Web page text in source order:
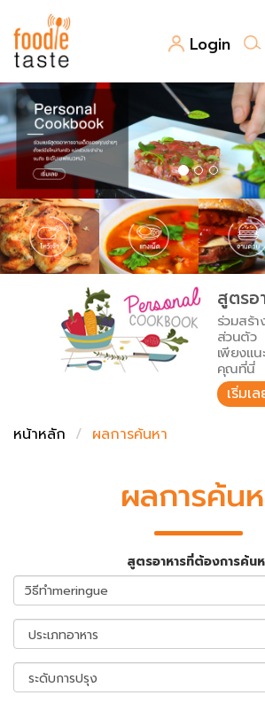
Login
สูตรอาหาร
สูตรอาหารล่าสุด
Top Foodie
พาไปชิม
สารพันก้นครัว
เคล็ดลับน่ารู้
เปรียบเทียบหน่วยการตวง
เปรียบเทียบอุณหภูมิ
เปรียบเทียบน้ำหนักวัตถุดิบ
FoodPedia
สร้าง Cookbook
สูตรอ
ร่วมสร้
ส่วนตัว
เพียงแ
คุณที่นี่
เริ่มเ
หน้าหลัก
ผลการค้นหา
ผลการค้น
สูตรอาหารที่ต้องการค้น